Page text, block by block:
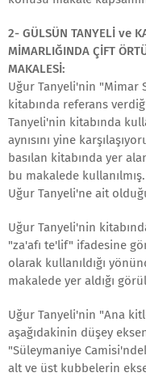
2- GÜLSÜN TANYELİ ve
MİMARLIĞINDA ÇİFT
MAKALESİ:
Uğur Tanyeli'nin "Mimar
kitabında referans
Tanyeli'nin kitabında
aynısını yine
basılan kitabında yer
bu makalede
Uğur Tanyeli'ne ait
Uğur Tanyeli'nin
"za'afı te'lif" ifadesine
olarak kullanıldığı
makalede yer aldığı
Uğur Tanyeli'nin "Ana
aşağıdakinin düşey
"Süleymaniye
alt ve üst kubbelerin